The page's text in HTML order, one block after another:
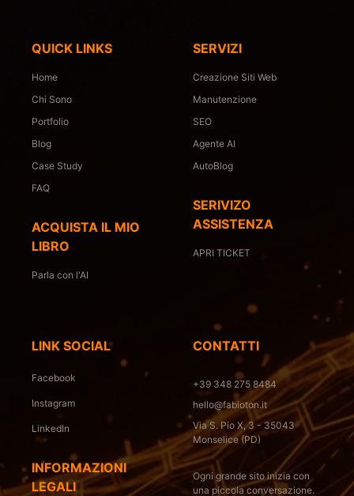
QUICK LINKS
Home
Chi Sono
Portfolio
Blog
Case Study
FAQ
ACQUISTA IL MIO
LIBRO
Parla con l'AI
SERVIZI
Creazione Siti Web
Manutenzione
SEO
Agente AI
AutoBlog
SERIVIZO
ASSISTENZA
APRI TICKET
LINK SOCIAL
Facebook
Instagram
LinkedIn
INFORMAZIONI
LEGALI
CONTATTI
+39 348 275 8484
hello@fabioton.it
Via S. Pio X, 3 - 35043
Monselice (PD)
Ogni grande sito inizia con
una piccola conversazione.